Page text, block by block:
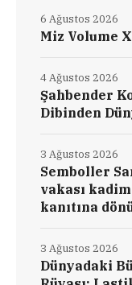
Miz Volume
6 Ağustos 2026
Şahbender
Dibinden
4 Ağustos 2026
Semboller
vakası
kanıtına
3 Ağustos 2026
Dünyadaki
3 Ağustos 2026